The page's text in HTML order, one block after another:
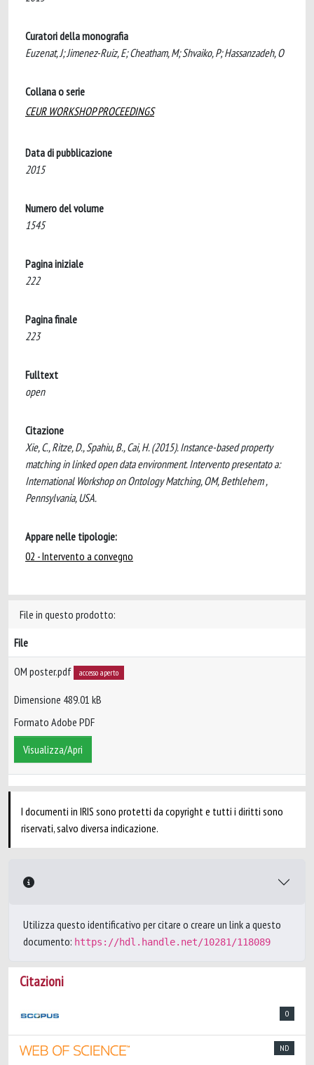
Curatori della monografia
Euzenat, J; Jimenez-Ruiz, E; Cheatham, M; Shvaiko, P; Hassanzadeh, O
Collana o serie
CEUR WORKSHOP PROCEEDINGS
Data di pubblicazione
2015
Numero del volume
1545
Pagina iniziale
222
Pagina finale
223
Fulltext
open
Citazione
Xie, C., Ritze, D., Spahiu, B., Cai, H. (2015). Instance-based property
matching in linked open data environment. Intervento presentato a:
International Workshop on Ontology Matching, OM, Bethlehem ,
Pennsylvania, USA.
Appare nelle tipologie:
02 - Intervento a convegno
File in questo prodotto:
File
OM poster.pdf accesso aperto
Dimensione 489.01 kB
Formato Adobe PDF
Visualizza/Apri
I documenti in IRIS sono protetti da copyright e tutti i diritti sono
riservati, salvo diversa indicazione.
Utilizza questo identificativo per citare o creare un link a questo
documento: https://hdl.handle.net/10281/118089
Citazioni
0
ND